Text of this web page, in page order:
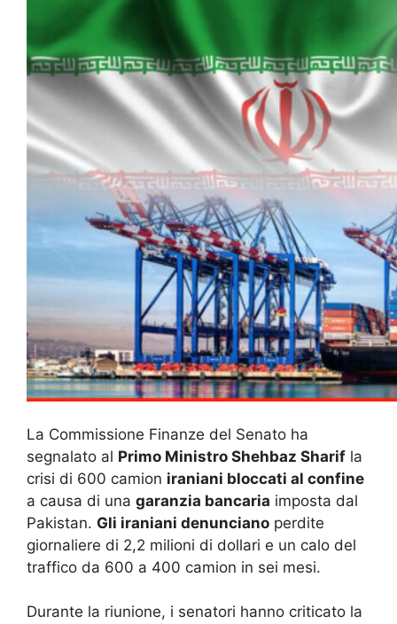
La Commissione Finanze del Senato ha
segnalato al Primo Ministro Shehbaz Sharif la
crisi di 600 camion iraniani bloccati al confine
a causa di una garanzia bancaria imposta dal
Pakistan. Gli iraniani denunciano perdite
giornaliere di 2,2 milioni di dollari e un calo del
traffico da 600 a 400 camion in sei mesi.
Durante la riunione, i senatori hanno criticato la